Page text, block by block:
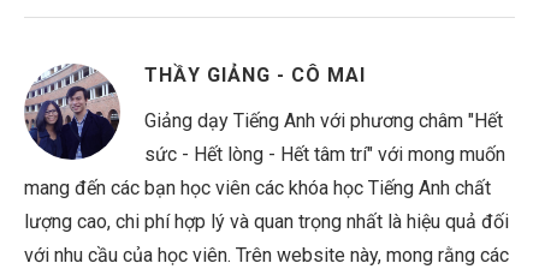
THẦY GIẢNG - CÔ MAI
Giảng dạy Tiếng Anh với phương châm "Hết
sức - Hết lòng - Hết tâm trí" với mong muốn
mang đến các bạn học viên các khóa học Tiếng Anh chất
lượng cao, chi phí hợp lý và quan trọng nhất là hiệu quả đối
với nhu cầu của học viên. Trên website này, mong rằng các